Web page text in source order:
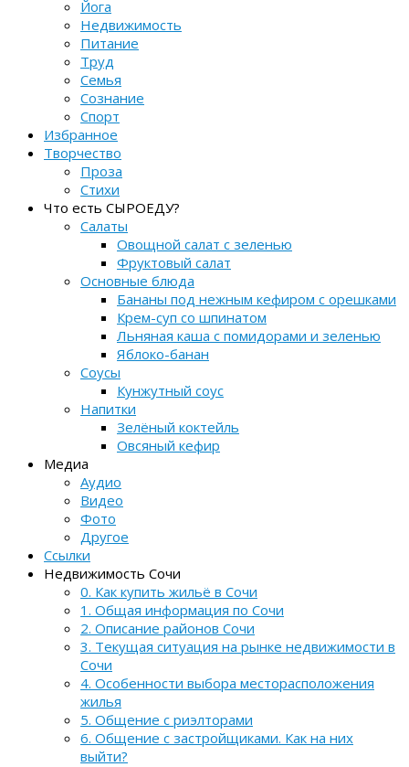
Йога
Недвижимость
Питание
Труд
Семья
Сознание
Спорт
Избранное
Творчество
Проза
Стихи
Что есть СЫРОЕДУ?
Салаты
Овощной салат с зеленью
Фруктовый салат
Основные блюда
Бананы под нежным кефиром с орешками
Крем-суп со шпинатом
Льняная каша с помидорами и зеленью
Яблоко-банан
Соусы
Кунжутный соус
Напитки
Зелёный коктейль
Овсяный кефир
Медиа
Аудио
Видео
Фото
Другое
Ссылки
Недвижимость Сочи
0. Как купить жильё в Сочи
1. Общая информация по Сочи
2. Описание районов Сочи
3. Текущая ситуация на рынке недвижимости в
Сочи
4. Особенности выбора месторасположения
жилья
5. Общение с риэлторами
6. Общение с застройщиками. Как на них
выйти?